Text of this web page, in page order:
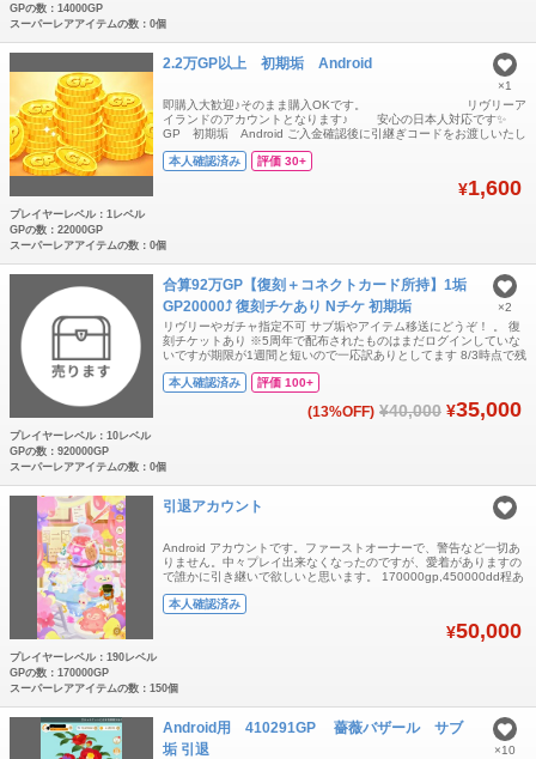
GPの数：14000GP
スーパーレアアイテムの数：0個
2.2万GP以上 初期垢 Android
即購入大歓迎♪そのまま購入OKです。 リヴリーア
イランドのアカウントとなります♪ 安心の日本人対応です✨
GP 初期垢 Android ご入金確認後に引継ぎコードをお渡しいたし
納得された上での購入をお願いいたします。
本人確認済み 評価 30+
¥1,600
×1
プレイヤーレベル：1レベル
GPの数：22000GP
スーパーレアアイテムの数：0個
合算92万GP【復刻＋コネクトカード所持】1垢
GP20000⤴ 復刻チケあり Nチケ 初期垢
リヴリーやガチャ指定不可 サブ垢やアイテム移送にどうぞ！ 。 復
刻チケットあり ※5周年で配布されたものはまだログインしていな
いですが期限が1週間と短いので一応訳ありとしてます 8/3時点で残
数所持しております） ホムレベル10以上 。 ☆復刻チケ所持 ☆コネ
本人確認済み 評価 100+
(13%OFF) ¥40,000 ¥35,000
×2
プレイヤーレベル：10レベル
GPの数：920000GP
スーパーレアアイテムの数：0個
引退アカウント
Android アカウントです。ファーストオーナーで、警告など一切あ
りません。中々プレイ出来なくなったのですが、愛着がありますの
で誰かに引き継いで欲しいと思います。 170000gp,450000dd程あ
ひいて使いきってお渡しも可能です。 現在10匹のリヴリーいま
本人確認済み
¥50,000
プレイヤーレベル：190レベル
GPの数：170000GP
スーパーレアアイテムの数：150個
Android用 410291GP 薔薇バザール サブ
垢 引退
×10